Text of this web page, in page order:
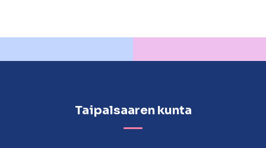
Taipalsaaren kunta